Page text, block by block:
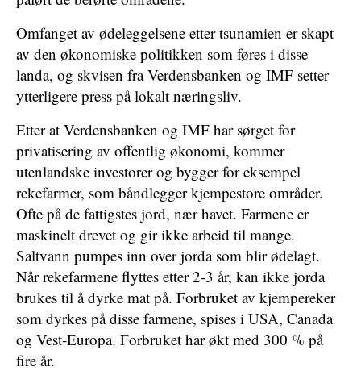
Omfanget av ødeleggelsene etter tsunamien er skapt
av den økonomiske politikken som føres i disse
landa, og skvisen fra Verdensbanken og IMF setter
ytterligere press på lokalt næringsliv.
Etter at Verdensbanken og IMF har sørget for
privatisering av offentlig økonomi, kommer
utenlandske investorer og bygger for eksempel
rekefarmer, som båndlegger kjempestore områder.
Ofte på de fattigstes jord, nær havet. Farmene er
maskinelt drevet og gir ikke arbeid til mange.
Saltvann pumpes inn over jorda som blir ødelagt.
Når rekefarmene flyttes etter 2-3 år, kan ikke jorda
brukes til å dyrke mat på. Forbruket av kjempereker
som dyrkes på disse farmene, spises i USA, Canada
og Vest-Europa. Forbruket har økt med 300 % på
fire år.